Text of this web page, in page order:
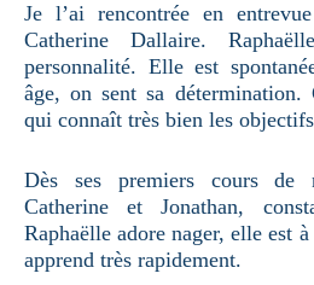
Je l’ai rencontrée en
Catherine Dallaire.
personnalité. Elle est
âge, on sent sa détermination.
qui connaît très bien les
Dès ses premiers cours de
Catherine et Jonathan,
Raphaëlle adore nager, elle est
apprend très rapidement.